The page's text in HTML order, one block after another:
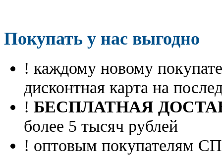
Покупать у нас выгодно
! каждому новому
дисконтная карта на
! БЕСПЛАТНАЯ
более 5 тысяч рублей
! оптовым покупателям